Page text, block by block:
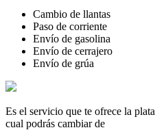
Cambio de llantas
Paso de corriente
Envío de gasolina
Envío de cerrajero
Envío de grúa
Es el servicio que te ofrece la
cual podrás cambiar de